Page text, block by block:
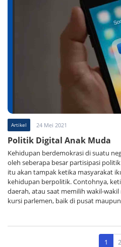
Artikel 24 Mei 2021
Politik Digital Anak Muda
Kehidupan berdemokrasi di suatu
oleh seberapa besar partisipasi
itu akan tampak ketika masyarakat
kehidupan berpolitik. Contohnya,
daerah, atau saat memilih wakil-
kursi parlemen, baik di pusat
1 2